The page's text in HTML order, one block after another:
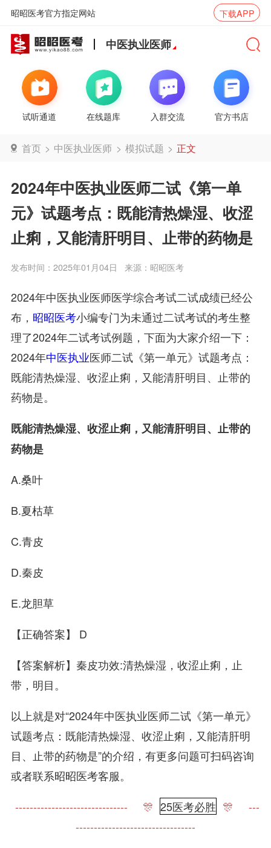
昭昭医考官方指定网站 下载APP
中医执业医师
试听通道 在线题库 入群交流 官方书店
首页 > 中医执业医师 > 模拟试题 > 正文
2024年中医执业医师二试《第一单
元》试题考点：既能清热燥湿、收涩
止痢，又能清肝明目、止带的药物是
发布时间：2025年01月04日 来源：昭昭医考
2024年中医执业医师医学综合考试二试成绩已经公
布， 昭昭医考小编专门为未通过二试考试的考生整
理了2024年二试考试例题，下面为大家介绍一下：
2024年中医执业医师二试《第一单元》试题考点：
既能清热燥湿、收涩止痢，又能清肝明目、止带的
药物是。
既能清热燥湿、收涩止痢，又能清肝明目、止带的
药物是
A.桑叶
B.夏枯草
C.青皮
D.秦皮
E.龙胆草
【正确答案】 D
【答案解析】秦皮功效:清热燥湿，收涩止痢，止
带，明目。
以上就是对“2024年中医执业医师二试《第一单元》
试题考点：既能清热燥湿、收涩止痢，又能清肝明
目、止带的药物是”的介绍，有更多问题可扫码咨询
或者联系昭昭医考客服。
------------------------------- 🎊 25医考必胜 🎊 ---
---------------------------------